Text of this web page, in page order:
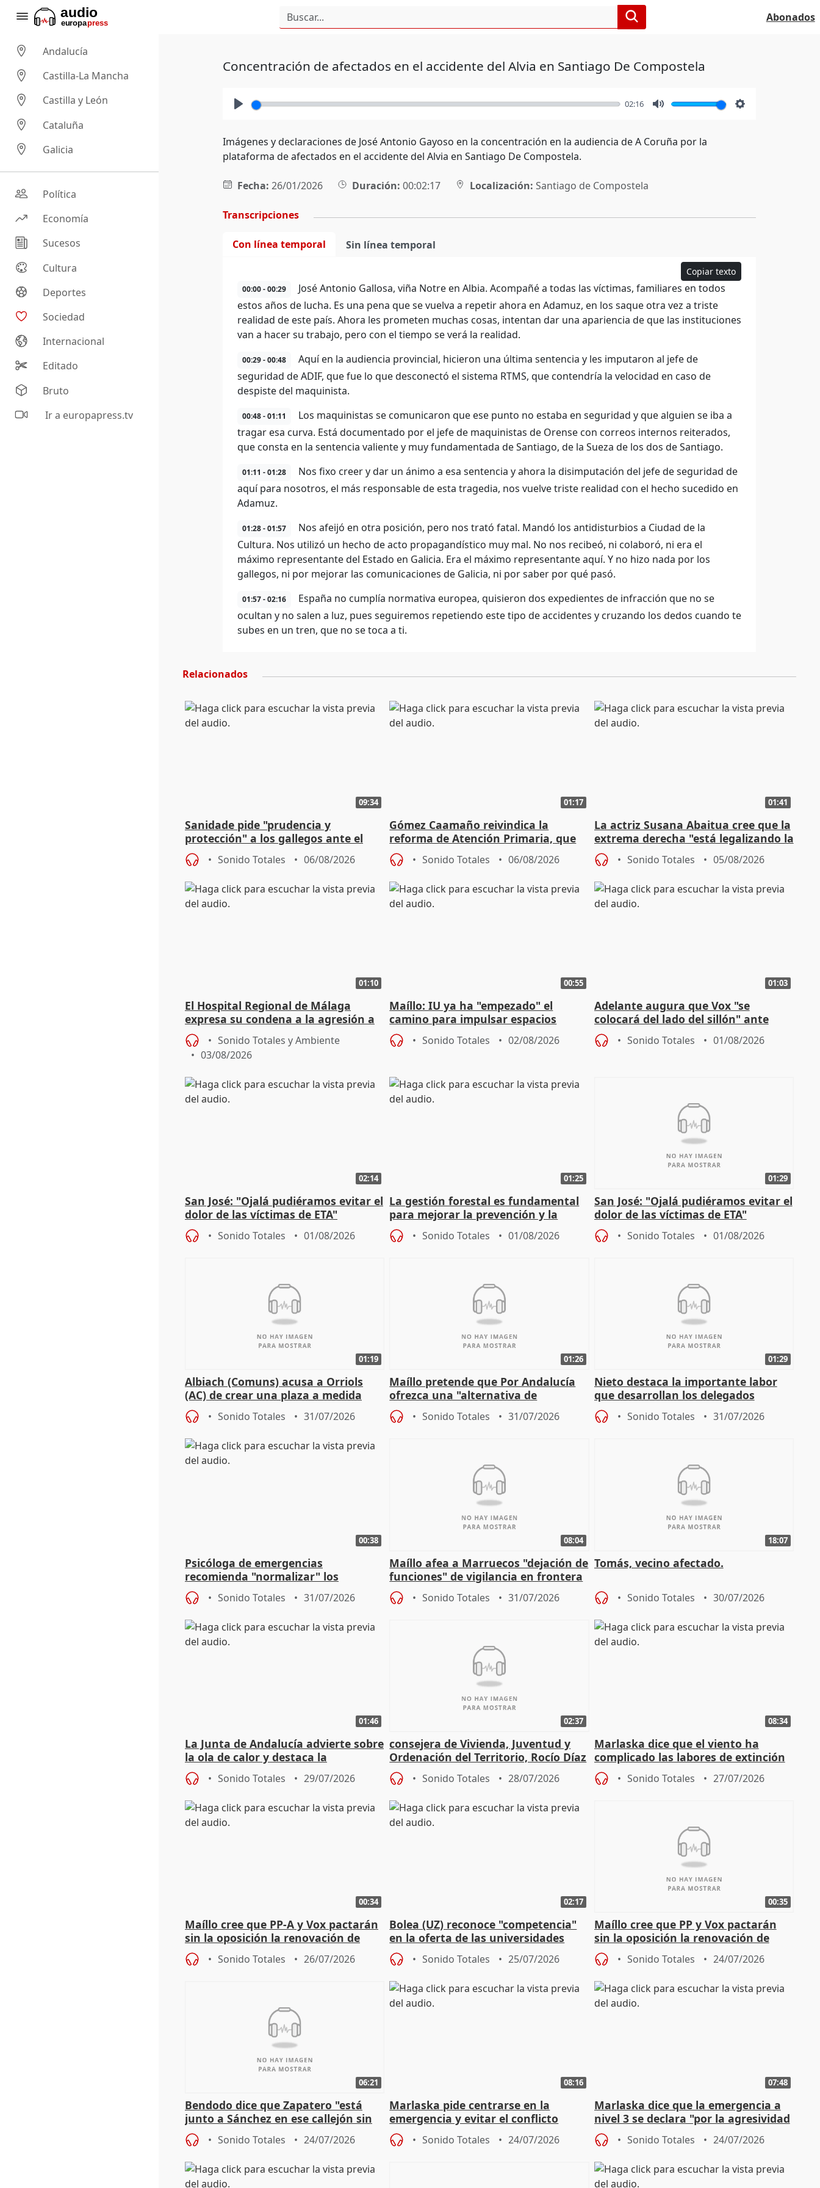
Abonados
Andalucía
Castilla-La Mancha
Castilla y León
Cataluña
Galicia
Política
Economía
Sucesos
Cultura
Deportes
Sociedad
Internacional
Editado
Bruto
Ir a europapress.tv
Concentración de afectados en el accidente del Alvia en Santiago De Compostela
02:16
Imágenes y declaraciones de José Antonio Gayoso en la concentración en la audiencia de A Coruña por la
plataforma de afectados en el accidente del Alvia en Santiago De Compostela.
Fecha: 26/01/2026 Duración: 00:02:17 Localización: Santiago de Compostela
Transcripciones
Con línea temporal Sin línea temporal
Copiar texto
00:00 - 00:29
José Antonio Gallosa, viña Notre en Albia. Acompañé a todas las víctimas, familiares en todos
estos años de lucha. Es una pena que se vuelva a repetir ahora en Adamuz, en los saque otra vez a triste
realidad de este país. Ahora les prometen muchas cosas, intentan dar una apariencia de que las instituciones
van a hacer su trabajo, pero con el tiempo se verá la realidad.
00:29 - 00:48
Aquí en la audiencia provincial, hicieron una última sentencia y les imputaron al jefe de
seguridad de ADIF, que fue lo que desconectó el sistema RTMS, que contendría la velocidad en caso de
despiste del maquinista.
00:48 - 01:11
Los maquinistas se comunicaron que ese punto no estaba en seguridad y que alguien se iba a
tragar esa curva. Está documentado por el jefe de maquinistas de Orense con correos internos reiterados,
que consta en la sentencia valiente y muy fundamentada de Santiago, de la Sueza de los dos de Santiago.
01:11 - 01:28
Nos fixo creer y dar un ánimo a esa sentencia y ahora la disimputación del jefe de seguridad de
aquí para nosotros, el más responsable de esta tragedia, nos vuelve triste realidad con el hecho sucedido en
Adamuz.
01:28 - 01:57
Nos afeijó en otra posición, pero nos trató fatal. Mandó los antidisturbios a Ciudad de la
Cultura. Nos utilizó un hecho de acto propagandístico muy mal. No nos recibeó, ni colaboró, ni era el
máximo representante del Estado en Galicia. Era el máximo representante aquí. Y no hizo nada por los
gallegos, ni por mejorar las comunicaciones de Galicia, ni por saber por qué pasó.
01:57 - 02:16
España no cumplía normativa europea, quisieron dos expedientes de infracción que no se
ocultan y no salen a luz, pues seguiremos repetiendo este tipo de accidentes y cruzando los dedos cuando te
subes en un tren, que no se toca a ti.
Relacionados
09:34
Sanidade pide "prudencia y
protección" a los gallegos ante el
eclipse del 12 de agosto
Sonido Totales 06/08/2026
01:17
Gómez Caamaño reivindica la
reforma de Atención Primaria, que
reforzará la autogestión
Sonido Totales 06/08/2026
01:41
La actriz Susana Abaitua cree que la
extrema derecha "está legalizando la
homofobia"
Sonido Totales 05/08/2026
01:10
El Hospital Regional de Málaga
expresa su condena a la agresión a
dos enfermeras de Urgencias
Sonido Totales y Ambiente
03/08/2026
00:55
Maíllo: IU ya ha "empezado" el
camino para impulsar espacios
unitarios para las municipales
Sonido Totales 02/08/2026
01:03
Adelante augura que Vox "se
colocará del lado del sillón" ante
iniciativas de la oposición
Sonido Totales 01/08/2026
02:14
San José: "Ojalá pudiéramos evitar el
dolor de las víctimas de ETA"
Sonido Totales 01/08/2026
01:25
La gestión forestal es fundamental
para mejorar la prevención y la
actuación frente a incendios
Sonido Totales 01/08/2026
01:29
San José: "Ojalá pudiéramos evitar el
dolor de las víctimas de ETA"
Sonido Totales 01/08/2026
01:19
Albiach (Comuns) acusa a Orriols
(AC) de crear una plaza a medida
para su hija en Ripoll (Girona)
Sonido Totales 31/07/2026
01:26
Maíllo pretende que Por Andalucía
ofrezca una "alternativa de
gobierno" con su labor de oposición
Sonido Totales 31/07/2026
01:29
Nieto destaca la importante labor
que desarrollan los delegados
territoriales de la Junta
Sonido Totales 31/07/2026
00:38
Psicóloga de emergencias
recomienda "normalizar" los
síntomas tras sufrir un incendio
Sonido Totales 31/07/2026
08:04
Maíllo afea a Marruecos "dejación de
funciones" de vigilancia en frontera
con Ceuta
Sonido Totales 31/07/2026
18:07
Tomás, vecino afectado.
Sonido Totales 30/07/2026
01:46
La Junta de Andalucía advierte sobre
la ola de calor y destaca la
importancia de la prevención
Sonido Totales 29/07/2026
02:37
consejera de Vivienda, Juventud y
Ordenación del Territorio, Rocío Díaz
Sonido Totales 28/07/2026
08:34
Marlaska dice que el viento ha
complicado las labores de extinción
durante la madrugada
Sonido Totales 27/07/2026
00:34
Maíllo cree que PP-A y Vox pactarán
sin la oposición la renovación de
órganos como el Defensor
Sonido Totales 26/07/2026
02:17
Bolea (UZ) reconoce "competencia"
en la oferta de las universidades
privadas
Sonido Totales 25/07/2026
00:35
Maíllo cree que PP y Vox pactarán
sin la oposición la renovación de
órganos como el Defensor
Sonido Totales 24/07/2026
06:21
Bendodo dice que Zapatero "está
junto a Sánchez en ese callejón sin
salida
Sonido Totales 24/07/2026
08:16
Marlaska pide centrarse en la
emergencia y evitar el conflicto
político
Sonido Totales 24/07/2026
07:48
Marlaska dice que la emergencia a
nivel 3 se declara "por la agresividad
de los incendios"
Sonido Totales 24/07/2026